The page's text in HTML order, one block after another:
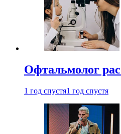
Офтальмолог
1 год спустя1 год спустя